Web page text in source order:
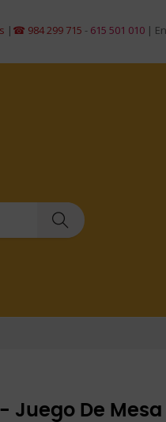
299 715- 615 501 010| Envíos
Juego De Mesa